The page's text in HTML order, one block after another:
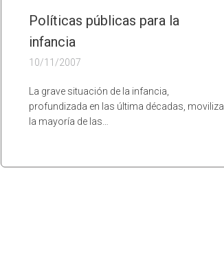
Políticas públicas para la
infancia
10/11/2007
La grave situación de la infancia,
profundizada en las última décadas, moviliza
la mayoría de las…